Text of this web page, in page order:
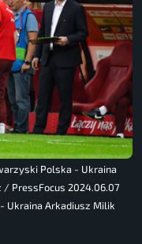
Polska - Ukraina
PressFocus 2024.06.07
Ukraina Arkadiusz Milik